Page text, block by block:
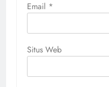
Email *
Situs Web